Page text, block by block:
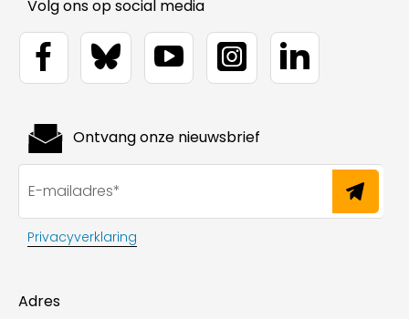
Volg ons op social media
Adres
Ontvang onze nieuwsbrief
Privacyverklaring